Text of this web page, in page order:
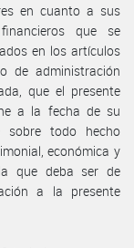
en cuanto a sus
que se
en los artículos
de administración
que el presente
a la fecha de su
sobre todo hecho
económica y
que deba ser de
a la presente